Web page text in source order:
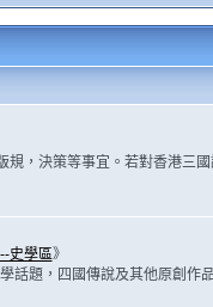
規，決策等事宜。若對香港三
史學區》
話題，四國傳說及其他原創作